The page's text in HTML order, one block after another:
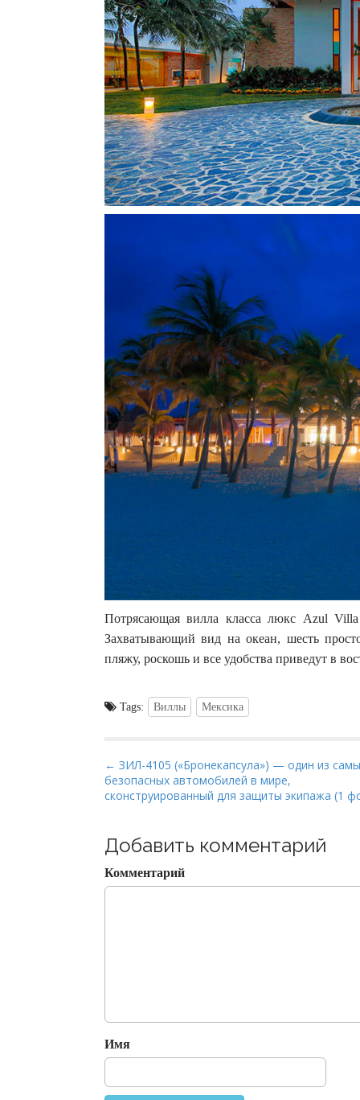
Потрясающая вилла класса люкс Azul
Захватывающий вид на океан, шесть
пляжу, роскошь и все удобства приведут в
Tags: Виллы Мексика
P
o
n
a
v
o
n
← ЗИЛ-4105 («Бронекапсула») — один из
безопасных автомобилей в мире,
сконструированный для защиты экипажа (1
Добавить комментарий
Комментарий
Имя